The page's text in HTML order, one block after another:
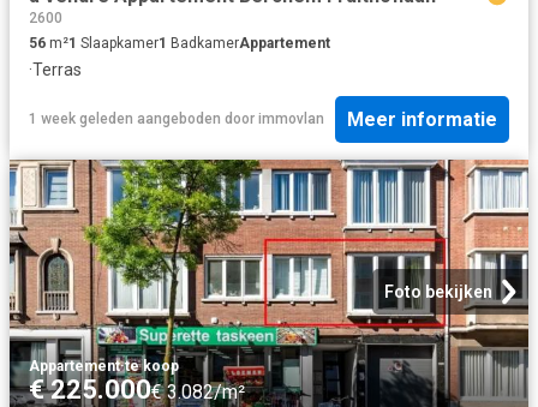
2600
56 m²1 Slaapkamer1 BadkamerAppartement
·Terras
1 week geleden aangeboden door immovlan Meer informatie
Foto bekijken
Appartement·te koop
€ 225.000€ 3.082/m²